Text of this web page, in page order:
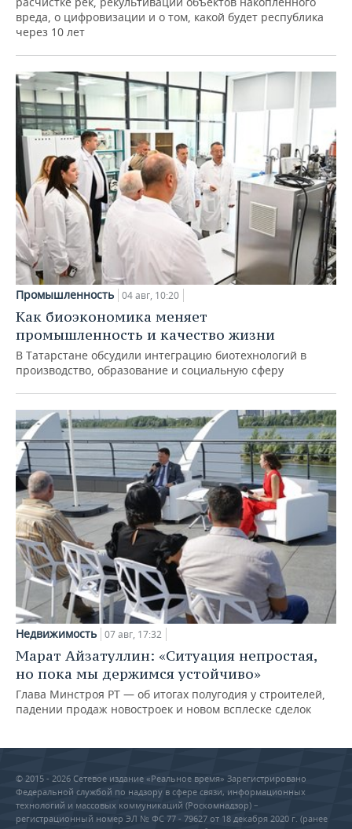
вреда, о цифровизации и о том, какой будет республика
через 10 лет
Промышленность 04 авг, 10:20
Как биоэкономика меняет
промышленность и качество жизни
В Татарстане обсудили интеграцию биотехнологий в
производство, образование и социальную сферу
Недвижимость 07 авг, 17:32
Марат Айзатуллин: «Ситуация непростая,
но пока мы держимся устойчиво»
Глава Минстроя РТ — об итогах полугодия у строителей,
падении продаж новостроек и новом всплеске сделок
© 2015 - 2026 Сетевое издание «Реальное время» Зарегистрировано
Федеральной службой по надзору в сфере связи, информационных
технологий и массовых коммуникаций (Роскомнадзор) –
регистрационный номер ЭЛ № ФС 77 - 79627 от 18 декабря 2020 г. (ранее